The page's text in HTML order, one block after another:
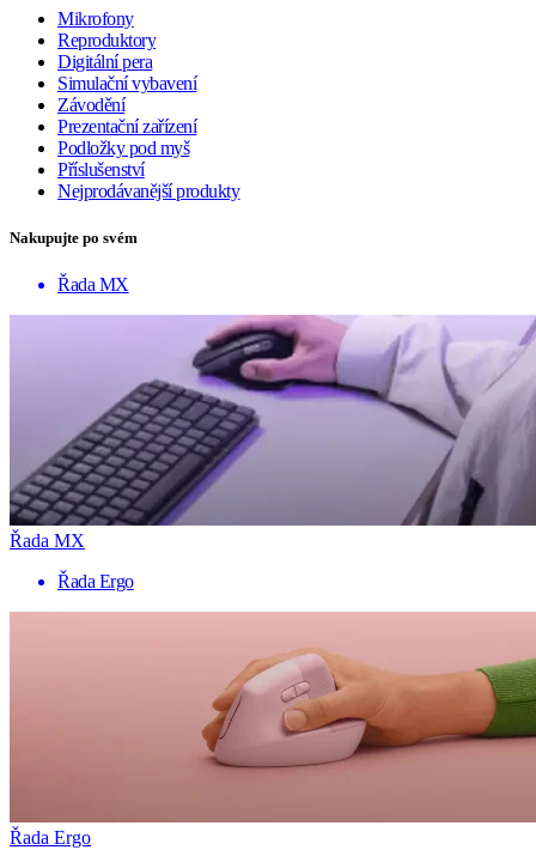
Mikrofony
Reproduktory
Digitální pera
Simulační vybavení
Závodění
Prezentační zařízení
Podložky pod myš
Příslušenství
Nejprodávanější produkty
Nakupujte po svém
Řada MX
Řada MX
Řada Ergo
Řada Ergo